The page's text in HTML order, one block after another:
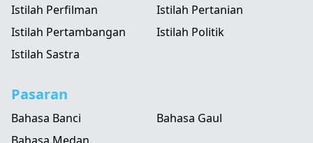
Istilah Perfilman
Istilah Pertanian
Istilah Pertambangan
Istilah Politik
Istilah Sastra
Pasaran
Bahasa Banci
Bahasa Gaul